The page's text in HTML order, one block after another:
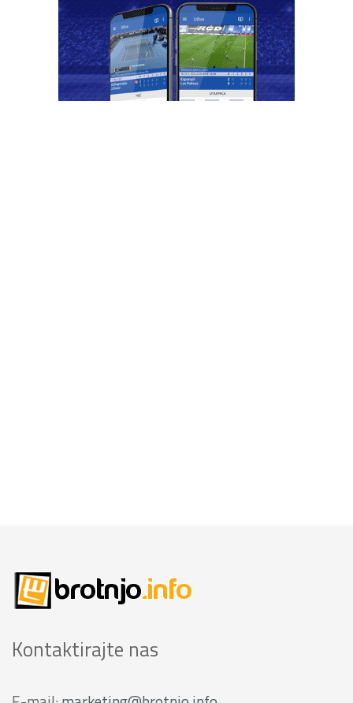
Kontaktirajte nas